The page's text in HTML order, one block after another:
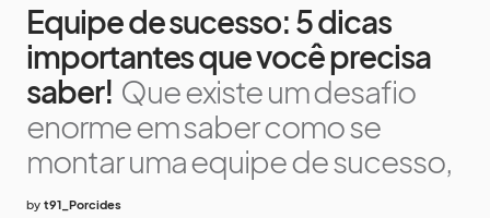
Equipe de sucesso: 5 dicas
importantes que você precisa
saber! Que existe um desafio
enorme em saber como se
montar uma equipe de sucesso,
by t91_Porcides